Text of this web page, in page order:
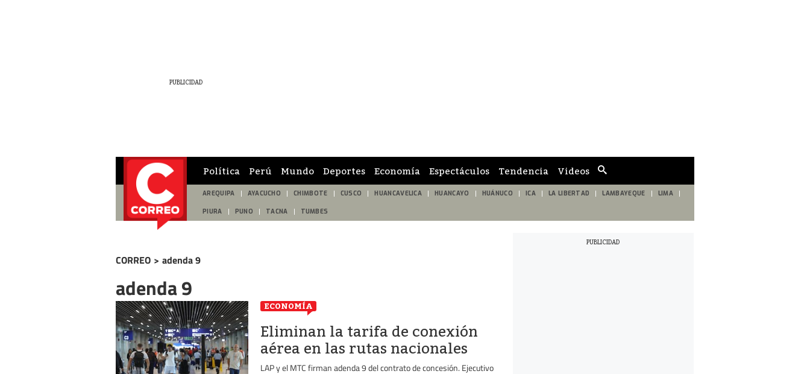
de
búsqueda
Política Perú Mundo Deportes Economía Espectáculos Tendencia Videos
AREQUIPA AYACUCHO CHIMBOTE CUSCO HUANCAVELICA HUANCAYO HUÁNUCO ICA LA LIBERTAD LAMBAYEQUE LIMA
PIURA PUNO TACNA TUMBES
CORREO > adenda 9
adenda 9
ECONOMÍA
Eliminan la tarifa de conexión
aérea en las rutas nacionales
LAP y el MTC firman adenda 9 del contrato de concesión. Ejecutivo